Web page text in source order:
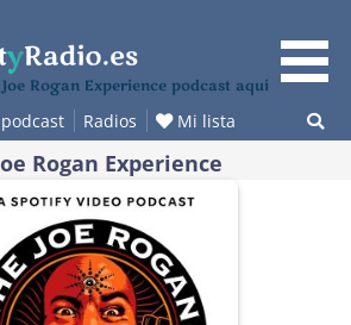
Rogan Experience podcast aquí
Radios Mi lista
Rogan Experience